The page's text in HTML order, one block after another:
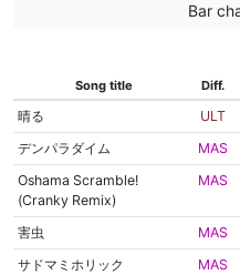
Bar
Song title Diff.
晴る ULT
デンパラダイム
MAS
Oshama Scramble!
(Cranky Remix)
MAS
害虫 MAS
サドマミホリック
MAS